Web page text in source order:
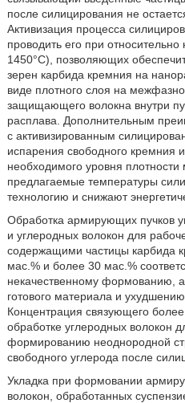
после силицирования не
Активизация процесса
проводить его при
1450°С), позволяющих
зерен карбида кремния на
виде плотного слоя на
защищающего волокна внутри
расплава. Дополнительным
с активизированным
испарения свободного кремния
необходимого уровня плотности
предлагаемые температуры
технологию и снижают
Обработка армирующих пучков
и углеродных волокон для
содержащими частицы карбида
мас.% и более 30 мас.%
некачественному формованию,
готового материала и ухудшению
Концентрация связующего
обработке углеродных волокон
формированию неоднородной
свободного углерода после
Укладка при формовании
волокон, обработанных